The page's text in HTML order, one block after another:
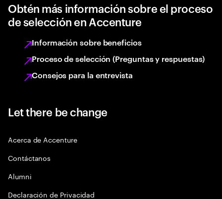
Obtén más información sobre el proceso
de selección en Accenture
Información sobre beneficios
Proceso de selección (Preguntas y respuestas)
Consejos para la entrevista
Let there be change
Acerca de Accenture
Contáctanos
Alumni
Declaración de Privacidad